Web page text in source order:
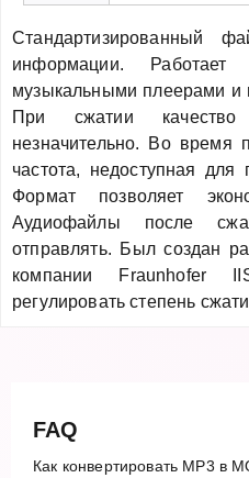
Стандартизированный
информации.
музыкальными плеерами и
При сжатии
незначительно. Во время
частота, недоступная для
Формат позволяет
Аудиофайлы после
отправлять. Был создан
компании Fraunhofer
регулировать степень
FAQ
Как конвертировать MP3 в